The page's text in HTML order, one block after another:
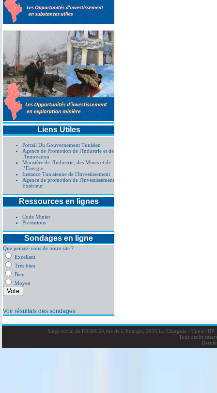
Liens Utiles
Portail Du Gouvernement Tunisien
Agence de Promotion de l'Industrie et de
l'Innovation
Ministère de l'Industrie, des Mines et de
l’Energie
Instance Tunisienne de l'Investissement
Agence de promotion de l'Investissement
Extérieur
Ressources en lignes
Code Minier
Prestations
Sondages en ligne
Que pensez-vous de notre site ?
Excellent
Très bien
Bien
Moyen
Voir résultats des sondages
Siège social de l'ONM 24,rue de L'Energie, 2035 La Charguia - Tunis |BP:
Tous droits